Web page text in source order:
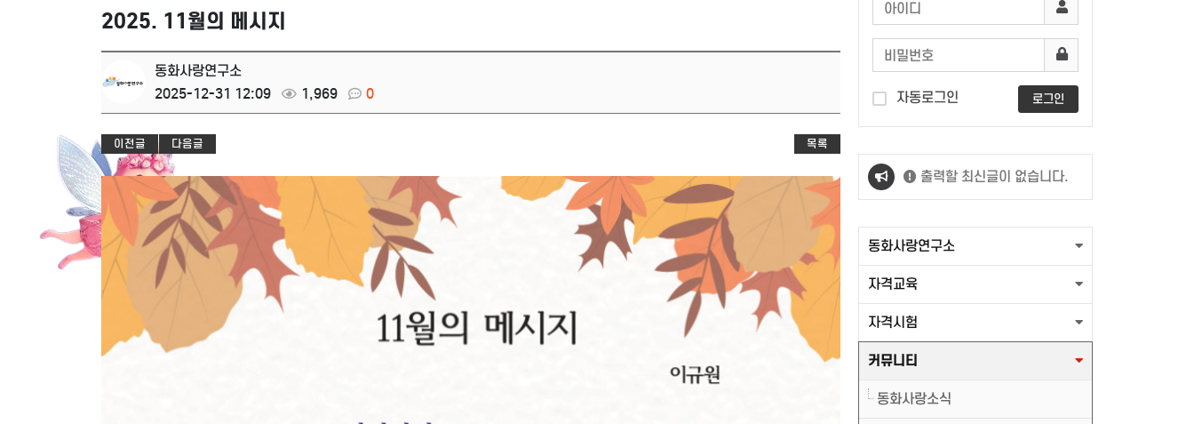
2025. 11월의 메시지
동화사랑연구소
2025-12-31 12:09
1,969 0
이전글 다음글 목록
자동로그인 로그인
출력할 최신글이 없습니다.
동화사랑연구소
자격교육
자격시험
커뮤니티
동화사랑소식